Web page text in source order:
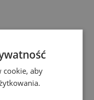
cookie, aby